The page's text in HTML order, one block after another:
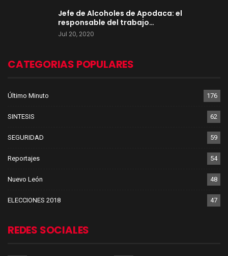
Jefe de Alcoholes de Apodaca: el
responsable del trabajo…
Jul 20, 2020
CATEGORIAS POPULARES
Último Minuto 176
SINTESIS 62
SEGURIDAD 59
Reportajes 54
Nuevo León 48
ELECCIONES 2018 47
REDES SOCIALES